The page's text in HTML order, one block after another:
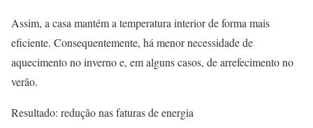
Assim, a casa mantém a temperatura interior de forma mais
eficiente. Consequentemente, há menor necessidade de
aquecimento no inverno e, em alguns casos, de arrefecimento no
verão.
Resultado: redução nas faturas de energia